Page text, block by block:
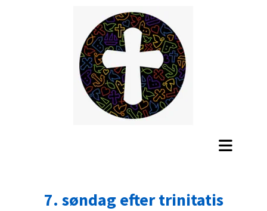
7. søndag efter trinitatis